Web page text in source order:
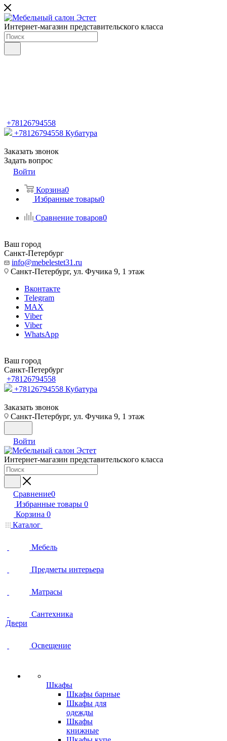
Интернет-магазин представительского класса
+78126794558
+78126794558 Кубатура
Заказать звонок
Задать вопрос
Войти
Корзина0
Избранные товары0
Сравнение товаров0
Ваш город
Санкт-Петербург
info@mebelestet31.ru
Санкт-Петербург, ул. Фучика 9, 1 этаж
Вконтакте
Telegram
MAX
Viber
Viber
WhatsApp
Ваш город
Санкт-Петербург
+78126794558
+78126794558 Кубатура
Заказать звонок
Санкт-Петербург, ул. Фучика 9, 1 этаж
Войти
Интернет-магазин представительского класса
Сравнение0
Избранные товары 0
Корзина 0
Каталог
Мебель
Предметы интерьера
Матрасы
Сантехника
Двери
Освещение
Шкафы
Шкафы барные
Шкафы для
одежды
Шкафы
книжные